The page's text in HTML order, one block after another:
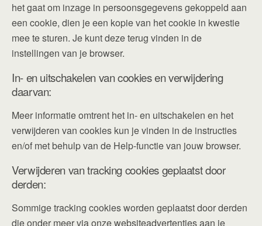
het gaat om inzage in persoonsgegevens gekoppeld aan
een cookie, dien je een kopie van het cookie in kwestie
mee te sturen. Je kunt deze terug vinden in de
instellingen van je browser.
In- en uitschakelen van cookies en verwijdering
daarvan:
Meer informatie omtrent het in- en uitschakelen en het
verwijderen van cookies kun je vinden in de instructies
en/of met behulp van de Help-functie van jouw browser.
Verwijderen van tracking cookies geplaatst door
derden:
Sommige tracking cookies worden geplaatst door derden
die onder meer via onze websiteadvertenties aan je